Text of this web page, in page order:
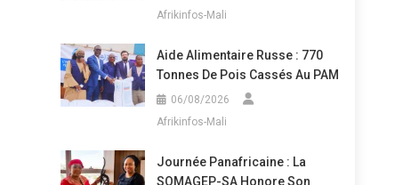
Afrikinfos-Mali
Aide Alimentaire Russe : 770
Tonnes De Pois Cassés Au PAM
06/08/2026
Afrikinfos-Mali
Journée Panafricaine : La
SOMAGEP-SA Honore Son